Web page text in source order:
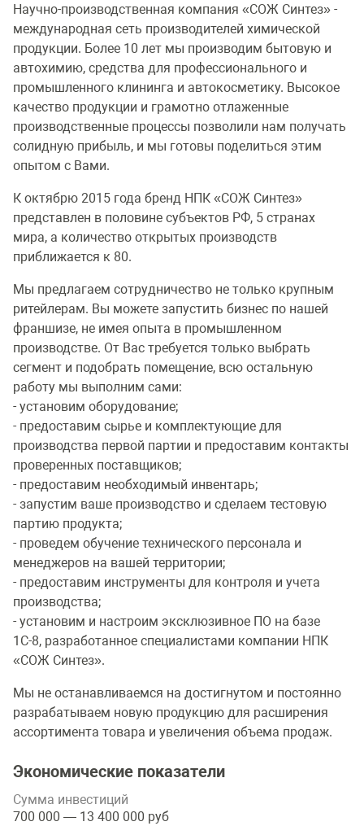
Научно-производственная компания «СОЖ Синтез» -
международная сеть производителей химической
продукции. Более 10 лет мы производим бытовую и
автохимию, средства для профессионального и
промышленного клининга и автокосметику. Высокое
качество продукции и грамотно отлаженные
производственные процессы позволили нам получать
солидную прибыль, и мы готовы поделиться этим
опытом с Вами.
К октябрю 2015 года бренд НПК «СОЖ Синтез»
представлен в половине субъектов РФ, 5 странах
мира, а количество открытых производств
приближается к 80.
Мы предлагаем сотрудничество не только крупным
ритейлерам. Вы можете запустить бизнес по нашей
франшизе, не имея опыта в промышленном
производстве. От Вас требуется только выбрать
сегмент и подобрать помещение, всю остальную
работу мы выполним сами:
- установим оборудование;
- предоставим сырье и комплектующие для
производства первой партии и предоставим контакты
проверенных поставщиков;
- предоставим необходимый инвентарь;
- запустим ваше производство и сделаем тестовую
партию продукта;
- проведем обучение технического персонала и
менеджеров на вашей территории;
- предоставим инструменты для контроля и учета
производства;
- установим и настроим эксклюзивное ПО на базе
1С-8, разработанное специалистами компании НПК
«СОЖ Синтез».
Мы не останавливаемся на достигнутом и постоянно
разрабатываем новую продукцию для расширения
ассортимента товара и увеличения объема продаж.
Экономические показатели
Сумма инвестиций
700 000 — 13 400 000 руб